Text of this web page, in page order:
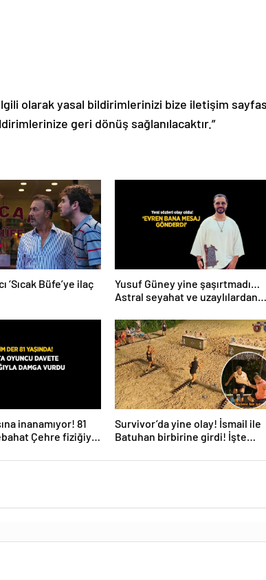
olarak yasal bildirimlerinizi bize iletişim
geri dönüş sağlanılacaktır.”
‘Sıcak Büfe’ye ilaç
Yusuf Güney yine şaşırtmadı…
Astral seyahat ve uzaylılardan
mesaj gönderdi’
inanamıyor! 81
Çehre fiziğiyle
Survivor’da yine olay! İsmail ile
Batuhan birbirine girdi! İşte